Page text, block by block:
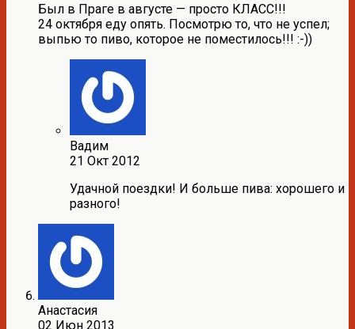
Был в Праге в августе — просто КЛАСС!!!
24 октября еду опять. Посмотрю то, что не успел;
выпью то пиво, которое не поместилось!!! :-))
Вадим
21 Окт 2012
Удачной поездки! И больше пива: хорошего и
разного!
Анастасия
02 Июн 2013